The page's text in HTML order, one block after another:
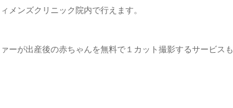
メンズクリニック院内で行えます。
ーが出産後の赤ちゃんを無料で１カット撮影するサービスも